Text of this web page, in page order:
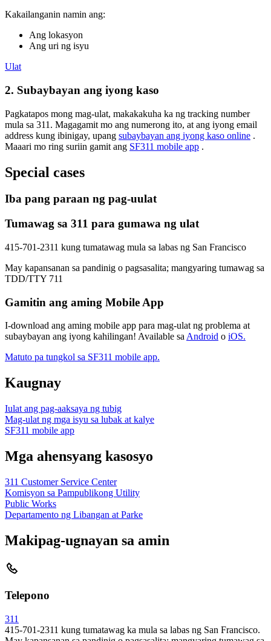
Kakailanganin namin ang:
Ang lokasyon
Ang uri ng isyu
Ulat
2. Subaybayan ang iyong kaso
Pagkatapos mong mag-ulat, makakakuha ka ng tracking number
mula sa 311. Magagamit mo ang numerong ito, at ang iyong email
address kung ibinigay, upang subaybayan ang iyong kaso online .
Maaari mo ring suriin gamit ang SF311 mobile app .
Special cases
Iba pang paraan ng pag-uulat
Tumawag sa 311 para gumawa ng ulat
415-701-2311 kung tumatawag mula sa labas ng San Francisco
May kapansanan sa pandinig o pagsasalita; mangyaring tumawag sa
TDD/TTY 711
Gamitin ang aming Mobile App
I-download ang aming mobile app para mag-ulat ng problema at
subaybayan ang iyong kahilingan! Available sa Android o iOS.
Matuto pa tungkol sa SF311 mobile app.
Kaugnay
Iulat ang pag-aaksaya ng tubig
Mag-ulat ng mga isyu sa lubak at kalye
SF311 mobile app
Mga ahensyang kasosyo
311 Customer Service Center
Komisyon sa Pampublikong Utility
Public Works
Departamento ng Libangan at Parke
Makipag-ugnayan sa amin
Telepono
311
415-701-2311 kung tumatawag ka mula sa labas ng San Francisco.